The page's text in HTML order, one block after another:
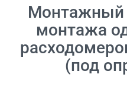
Монтажный
монтажа
(под